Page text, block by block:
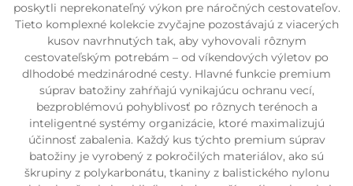
poskytli neprekonateľný výkon pre náročných cestovateľov.
Tieto komplexné kolekcie zvyčajne pozostávajú z viacerých
kusov navrhnutých tak, aby vyhovovali rôznym
cestovateľským potrebám – od víkendových výletov po
dlhodobé medzinárodné cesty. Hlavné funkcie premium
súprav batožiny zahŕňajú vynikajúcu ochranu vecí,
bezproblémovú pohyblivosť po rôznych terénoch a
inteligentné systémy organizácie, ktoré maximalizujú
účinnosť zabalenia. Každý kus týchto premium súprav
batožiny je vyrobený z pokročilých materiálov, ako sú
škrupiny z polykarbonátu, tkaniny z balistického nylonu